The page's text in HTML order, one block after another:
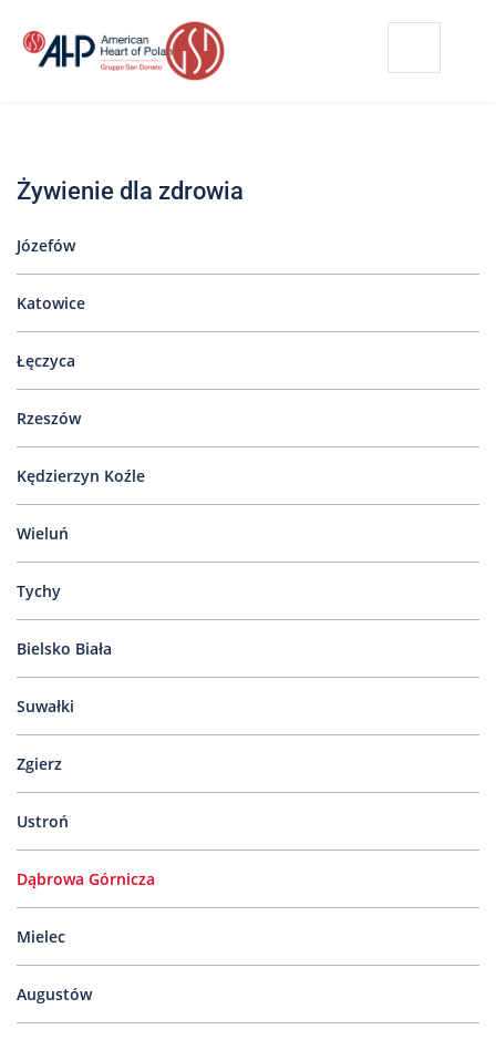
treści
Strefa
Pacjenta
Edukacja
Pacjenta
Marki
AHP
o
Kariera
Galeria
801
502
Żywienie dla zdrowia
Mielec
Suwałki
Augustów
Dąbrowa Górnicza
Zgierz
Ustroń
Józefów
Katowice
Łęczyca
Rzeszów
Kędzierzyn Koźle
Wieluń
Tychy
Bielsko Biała